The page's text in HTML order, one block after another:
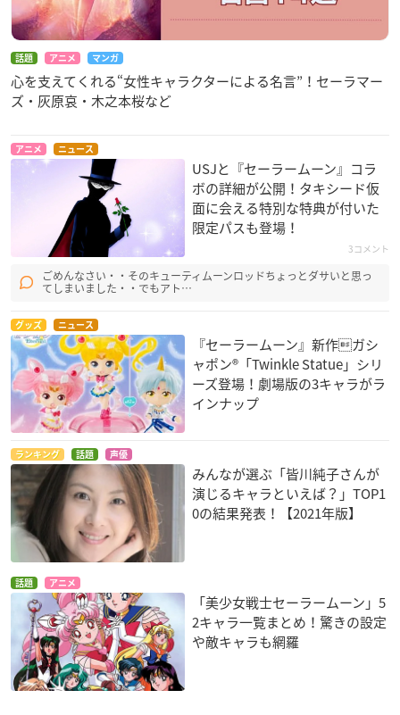
話題 アニメ マンガ
心を支えてくれる“女性キャラクターによる名言”！セーラマー
ズ・灰原哀・木之本桜など
アニメ ニュース
USJと『セーラームーン』コラ
ボの詳細が公開！タキシード仮
面に会える特別な特典が付いた
限定パスも登場！
3コメント
ごめんなさい・・そのキューティムーンロッドちょっとダサいと思っ
てしまいました・・でもアト…
グッズ ニュース
『セーラームーン』新作ガシ
ャポン®「Twinkle Statue」シリ
ーズ登場！劇場版の3キャラがラ
インナップ
ランキング 話題 声優
みんなが選ぶ「皆川純子さんが
演じるキャラといえば？」TOP1
0の結果発表！【2021年版】
話題 アニメ
「美少女戦士セーラームーン」5
2キャラ一覧まとめ！驚きの設定
や敵キャラも網羅